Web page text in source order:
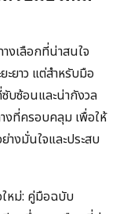
งเลือกที่น่าสนใจ
ยาว แต่สำหรับมือ
บซ้อนและน่ากังวล
งที่ครอบคลุม เพื่อให้
งมั่นใจและประสบ
หม่: คู่มือฉบับ